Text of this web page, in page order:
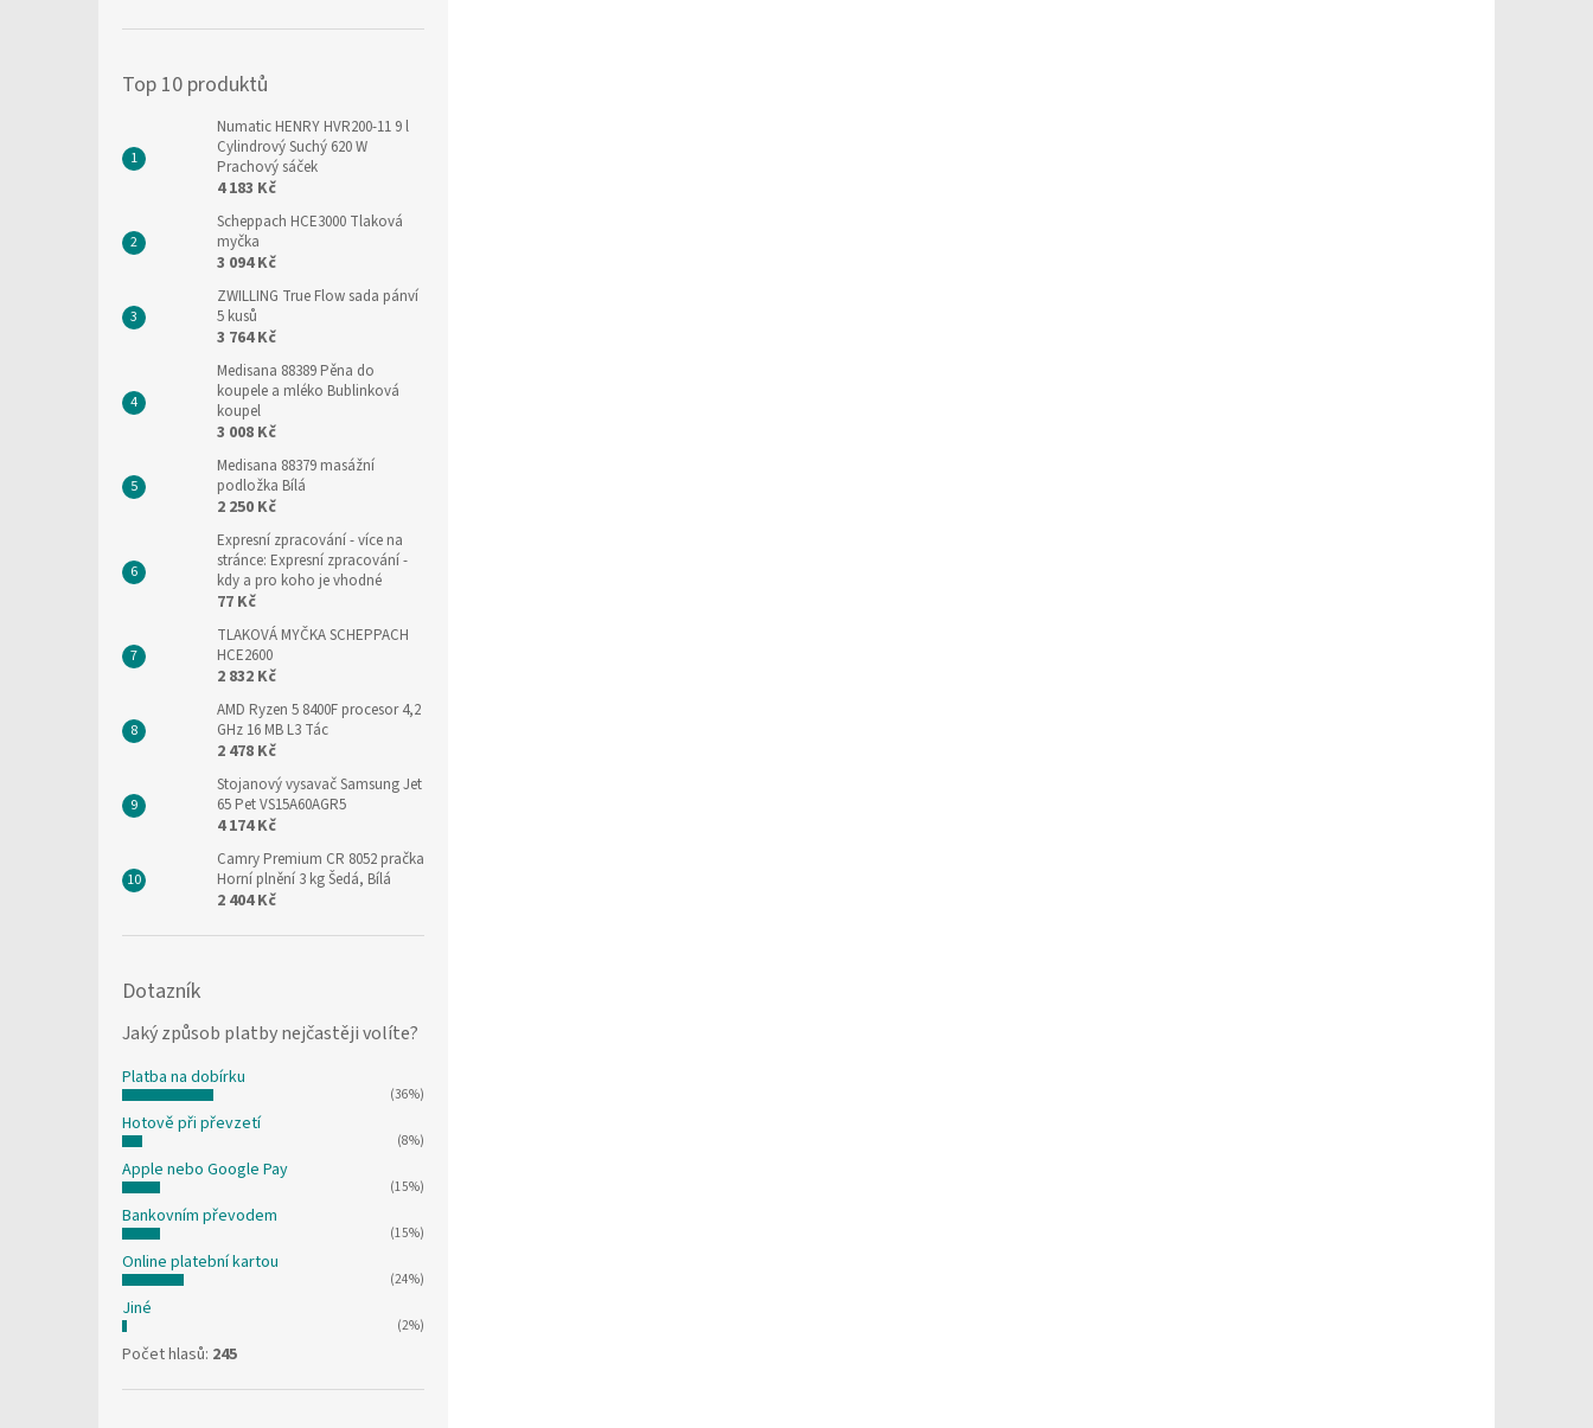
Top 10 produktů
Numatic HENRY HVR200-11 9 l
Cylindrový Suchý 620 W
Prachový sáček
4 183 Kč
Scheppach HCE3000 Tlaková
myčka
3 094 Kč
ZWILLING True Flow sada pánví
5 kusů
3 764 Kč
Medisana 88389 Pěna do
koupele a mléko Bublinková
koupel
3 008 Kč
Medisana 88379 masážní
podložka Bílá
2 250 Kč
Expresní zpracování- více na
stránce: Expresní zpracování -
kdy a pro koho je vhodné
77 Kč
TLAKOVÁ MYČKA SCHEPPACH
HCE2600
2 832 Kč
AMD Ryzen 5 8400F procesor 4,2
GHz 16 MB L3 Tác
2 478 Kč
Stojanový vysavač Samsung Jet
65 Pet VS15A60AGR5
4 174 Kč
Camry Premium CR 8052 pračka
Horní plnění 3 kg Šedá, Bílá
2 404 Kč
Dotazník
Jaký způsob platby nejčastěji volíte?
Platba na dobírku
(36%)
Hotově při převzetí
(8%)
Apple nebo Google Pay
(15%)
Bankovním převodem
(15%)
Online platební kartou
(24%)
Jiné
(2%)
Počet hlasů: 245